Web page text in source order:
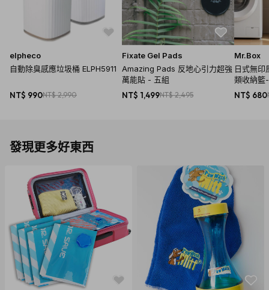
商品規格
材質：高品質ABS塑料、鋼鐵彈簧
產地：美國設計，中國生產
尺寸：
elpheco
自動除臭感應垃圾桶 ELPH5911
NT$ 990NT$ 2,990
Fixate Gel Pads
Amazing Pads 反地心引力超強
萬能貼 - 五組
NT$ 1,499NT$ 2,495
Mr.Box
日式無印
類收納籃
NT$ 680
發現更多好東西